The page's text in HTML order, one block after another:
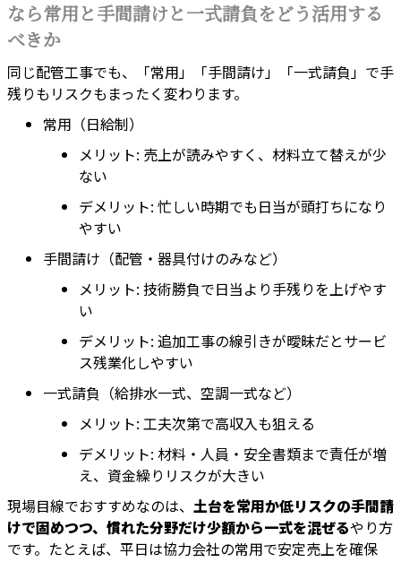
なら常用と手間請けと一式請負をどう活用する
べきか
同じ配管工事でも、「常用」「手間請け」「一式請負」で手
残りもリスクもまったく変わります。
常用（日給制）
メリット: 売上が読みやすく、材料立て替えが少
ない
デメリット: 忙しい時期でも日当が頭打ちになり
やすい
手間請け（配管・器具付けのみなど）
メリット: 技術勝負で日当より手残りを上げやす
い
デメリット: 追加工事の線引きが曖昧だとサービ
ス残業化しやすい
一式請負（給排水一式、空調一式など）
メリット: 工夫次第で高収入も狙える
デメリット: 材料・人員・安全書類まで責任が増
え、資金繰りリスクが大きい
現場目線でおすすめなのは、 土台を常用か低リスクの手間請
けで固めつつ、慣れた分野だけ少額から一式を混ぜるやり方
です。たとえば、平日は協力会社の常用で安定売上を確保